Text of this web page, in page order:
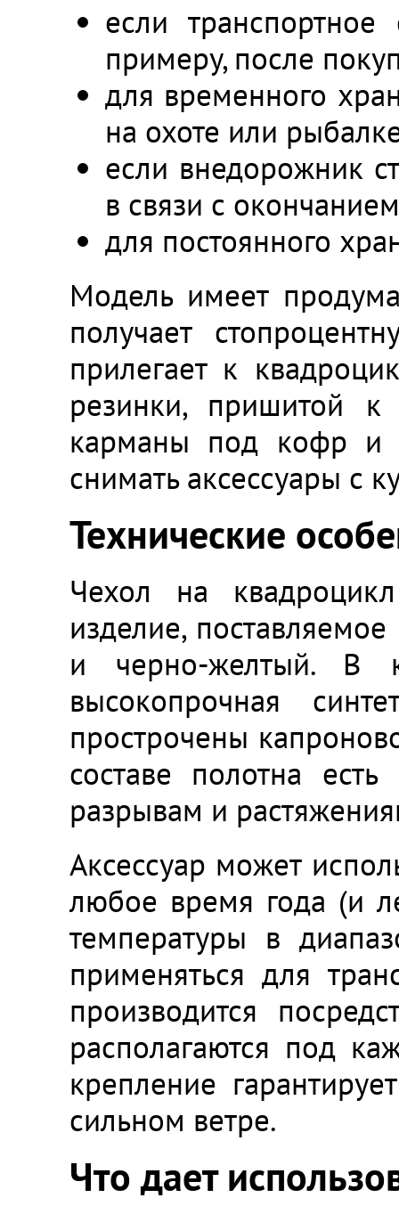
если
примеру, после
для временного
на охоте или
если внедорожник
в связи с
для постоянного
Модель имеет
получает
прилегает к
резинки, пришитой
карманы под кофр и
снимать аксессуары с
Технические
Чехол на
изделие,
и черно-желтый. В
высокопрочная
прострочены
составе полотна
разрывам и
Аксессуар может
любое время года (и
температуры в
применяться для
производится
располагаются под
крепление
сильном ветре.
Что дает